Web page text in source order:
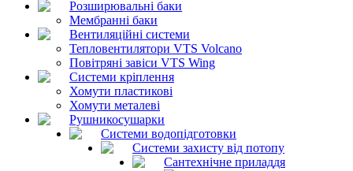
Розширювальні баки
Мембранні баки
Вентиляційні системи
Тепловентилятори VTS Volcano
Повітряні завіси VTS Wing
Системи кріплення
Хомути пластикові
Хомути металеві
Рушникосушарки
Системи водопідготовки
Системи захисту від потопу
Сантехнічне приладдя